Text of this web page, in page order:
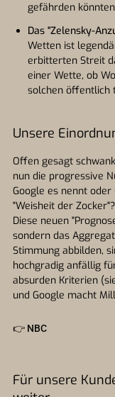
gefährden
Das "Zelensky-
Wetten ist
erbitterten Streit
einer Wette, ob
solchen öffentlich
Unsere
Offen gesagt
nun die progressive
Google es nennt
"Weisheit der Zocker"?
Diese neuen
sondern das
Stimmung abbilden,
hochgradig anfällig
absurden Kriterien
und Google macht
👉 NBC
Für unsere